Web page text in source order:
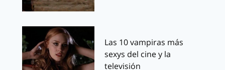
Las 10 vampiras más
sexys del cine y la
televisión